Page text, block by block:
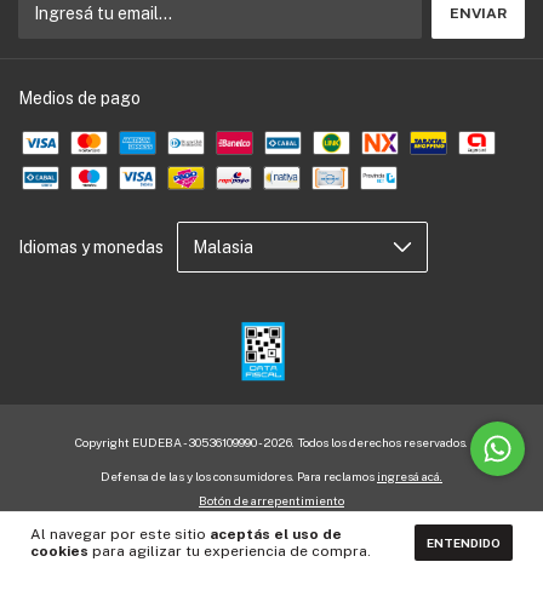
Al navegar por este sitio aceptás el uso de
cookies para agilizar tu experiencia de compra. ENTENDIDO
Medios de pago
Idiomas y monedas
Copyright EUDEBA - 30536109990 - 2026. Todos los derechos reservados.
Defensa de las y los consumidores. Para reclamos ingresá acá.
Botón de arrepentimiento